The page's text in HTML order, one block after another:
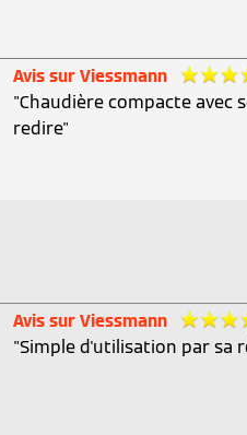
Avis sur Viessmann
"Chaudière compacte avec
redire"
Avis sur Viessmann
"Simple d'utilisation par sa